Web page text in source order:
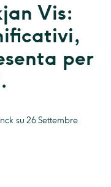
Vis:
per
su 26 Settembre